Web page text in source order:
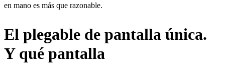
en mano es más que razonable.
El plegable de pantalla única.
Y qué pantalla